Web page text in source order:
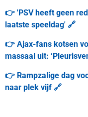
👉 'PSV heeft geen
laatste speeldag' 🔗
👉 Ajax-fans kotsen
massaal uit:
👉 Rampzalige dag
naar plek vijf 🔗